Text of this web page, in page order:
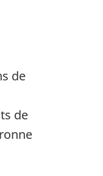
de
de